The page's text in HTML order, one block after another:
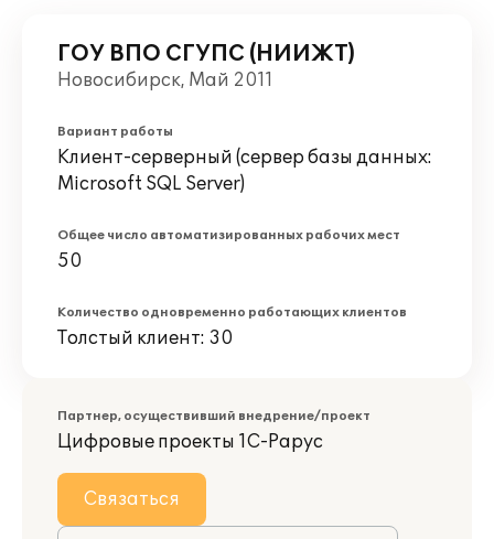
ГОУ ВПО СГУПС (НИИЖТ)
Новосибирск, Май 2011
Вариант работы
Клиент-серверный (сервер базы данных:
Microsoft SQL Server)
Общее число автоматизированных рабочих мест
50
Количество одновременно работающих клиентов
Толстый клиент: 30
Партнер, осуществивший внедрение/проект
Цифровые проекты 1С-Рарус
Связаться